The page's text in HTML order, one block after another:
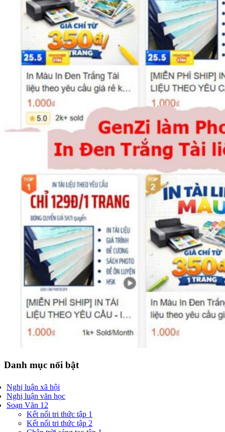
Danh mục nổi bật
Nghị luận xã hội
Nghị luận văn học
Soạn Văn 12
Kết nối tri thức tập 1
Kết nối tri thức tập 2